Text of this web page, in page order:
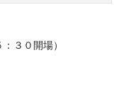
３０開場）